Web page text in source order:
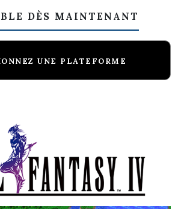
DÈS MAINTENANT
UNE PLATEFORME